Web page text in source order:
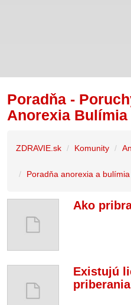
Poradňa -
Anorexia Bulímia
ZDRAVIE.sk Komunity
Poradňa anorexia a bulímia
Ako
Existujú